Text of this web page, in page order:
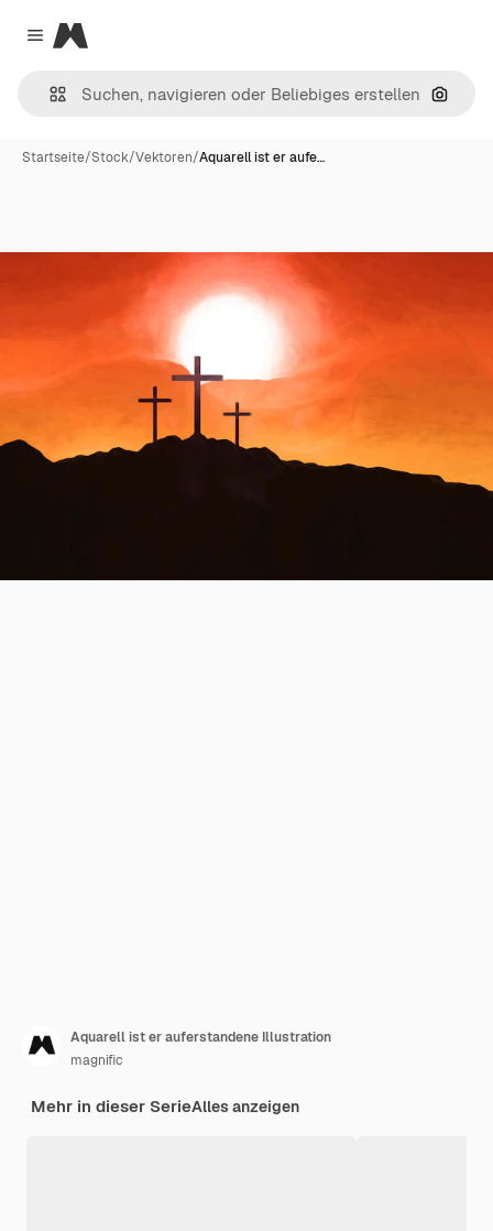
Close menu
Magnific
Nach
Startseite/Stock/Vektoren/Aquarell ist er aufe…
Aquarell ist er auferstandene Illustration
magnific
Mehr in dieser SerieAlles anzeigen